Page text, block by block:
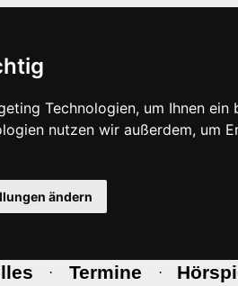
Technologien, um Ihnen
nutzen wir außerdem, um
ändern
· Termine ·